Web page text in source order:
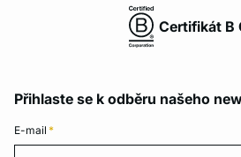
Certifikát B
Přihlaste se k odběru našeho
E-mail *